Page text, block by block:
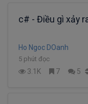
c# - Điều gì xảy
Ho Ngoc DOanh
5 phút đọc
3.1K 7 5